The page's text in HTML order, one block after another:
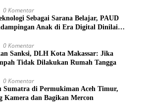
0 Komentar
Sebagai Sarana Belajar, PAUD
Anak di Era Digital Dinilai
0 Komentar
Sanksi, DLH Kota Makassar: Jika
Tidak Dilakukan Rumah Tangga
0 Komentar
Sumatra di Permukiman Aceh Timur,
Kamera dan Bagikan Mercon